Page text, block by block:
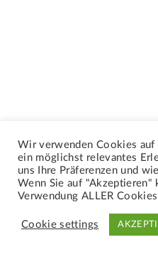
Wir verwenden Cookies auf
ein möglichst relevantes
uns Ihre Präferenzen und
Wenn Sie auf "Akzeptieren"
Verwendung ALLER
Cookie settings